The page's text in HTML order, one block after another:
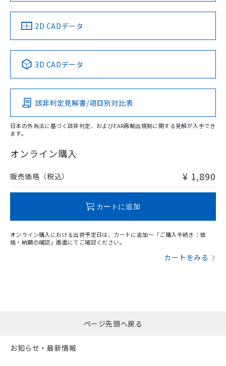
中国 RoHS 注意事項・凡例
Pb Hg Cd Cr(VI)
O
在庫等で未対応品が混在する可能性があります。
問い合わせください。
2D CADデータ
3D CADデータ
該非判定見解書/項目別対比表
日本の外為法に基づく該非判定、およびEAR再輸出規制に関する見解が入手でき
ます。
オンライン購入
販売価格（税込） ¥ 1,890
カートに追加
オンライン購入における出荷予定日は、カートに追加～「ご購入手続き：価
格・納期の確認」画面にてご確認ください。
カートをみる
ページ先頭へ戻る
お知らせ・最新情報